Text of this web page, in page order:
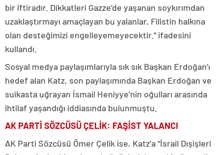
bir iftiradır. Dikkatleri Gazze’de yaşanan soykırımdan
uzaklaştırmayı amaçlayan bu yalanlar, Filistin halkına
olan desteğimizi engelleyemeyecektir.” ifadesini
kullandı.
Sosyal medya paylaşımlarıyla sık sık Başkan Erdoğan’ı
hedef alan Katz, son paylaşımında Başkan Erdoğan ve
suikasta uğrayan İsmail Heniyye’nin oğulları arasında
ihtilaf yaşandığı iddiasında bulunmuştu.
AK PARTİ SÖZCÜSÜ ÇELİK: FAŞİST YALANCI
AK Parti Sözcüsü Ömer Çelik ise, Katz’a “İsrail Dışişleri